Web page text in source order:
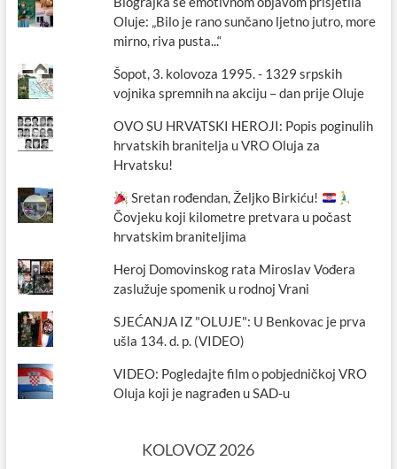
Oluje: „Bilo je rano sunčano ljetno jutro, more
mirno, riva pusta...“
Šopot, 3. kolovoza 1995. - 1329 srpskih
vojnika spremnih na akciju – dan prije Oluje
OVO SU HRVATSKI HEROJI: Popis poginulih
hrvatskih branitelja u VRO Oluja za
Hrvatsku!
Sretan rođendan, Željko Birkiću!
Čovjeku koji kilometre pretvara u počast
hrvatskim braniteljima
Heroj Domovinskog rata Miroslav Vođera
zaslužuje spomenik u rodnoj Vrani
SJEĆANJA IZ "OLUJE": U Benkovac je prva
ušla 134. d. p. (VIDEO)
VIDEO: Pogledajte film o pobjedničkoj VRO
Oluja koji je nagrađen u SAD-u
KOLOVOZ 2026